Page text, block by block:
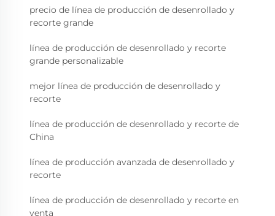
precio de línea de producción de desenrollado y
recorte grande
línea de producción de desenrollado y recorte
grande personalizable
mejor línea de producción de desenrollado y
recorte
línea de producción de desenrollado y recorte de
China
línea de producción avanzada de desenrollado y
recorte
línea de producción de desenrollado y recorte en
venta